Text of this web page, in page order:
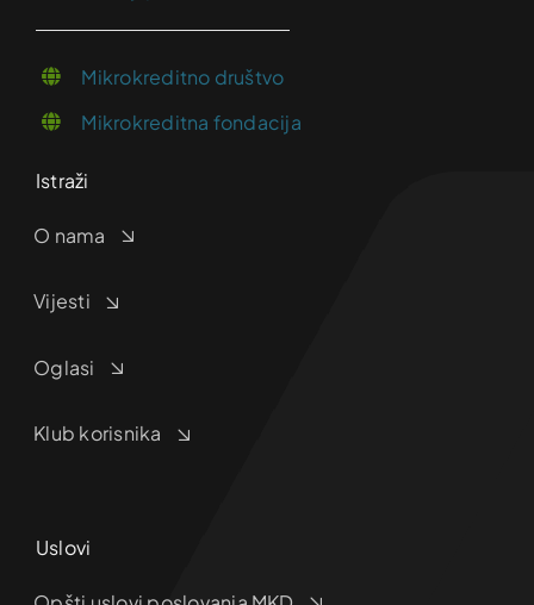
Mikrokreditno društvo
Mikrokreditna fondacija
Istraži
O nama
Vijesti
Oglasi
Klub korisnika
Uslovi